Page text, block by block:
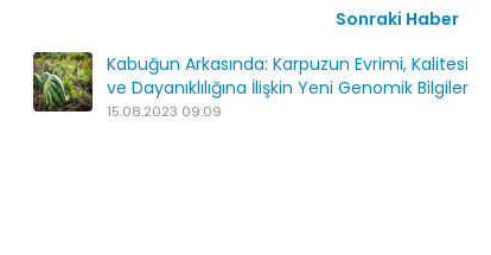
Sonraki Haber
Kabuğun Arkasında: Karpuzun Evrimi, Kalitesi
ve Dayanıklılığına İlişkin Yeni Genomik Bilgiler
15.08.2023 09:09